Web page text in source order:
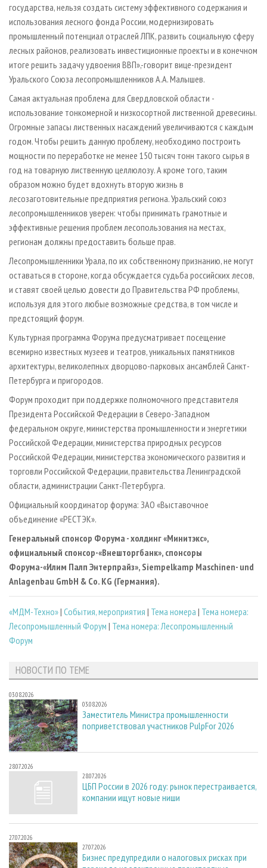
государства, нельзя создать систему эффективного содержания и
использования лесного фонда России, модернизировать
промышленный потенциал отраслей ЛПК, развить со­циальную сферу
лесных районов, реализовать инвестиционные проекты и в ко­нечном
итоге решить задачу удвоения ВВП»,-говорит вице-президент
Уральского Союза лесопромышленников А.А. Малышев.
Самая актуальная проблема для Свердловской области -
использование тонкомерной и низкосортной лиственной древесины.
Огромные запасы листвен­ных насаждений увеличиваются с каждым
годом. Чтобы решить данную проблему, необходимо построить
мощ­ности по переработке не менее 150 тысяч тонн такого сырья в
год на товарную лиственную целлюлозу. А кроме того, таким
образом можно будет вдохнуть вторую жизнь в
лесозаготовительные предприятия региона. Уральский союз
лесопромышленников уверен: чтобы принимать грамотные и
эффективные решения проблем лесопользования на местах,
регионам должны предоставить больше прав.
Лесопромышленники Урала, по их собственному признанию, не могут
оставаться в стороне, когда обсуждается судьба российских лесов,
и ставят своей целью довести до Правительства РФ проблемы,
исполь­зуя для этого любые возможные средства, в том числе и
предстоящий форум.
Культурная программа Форума предусматривает посещение
всемирно известных музеев и театров, уникальных памятников
архитектуры, великолепных дворцово-парковых ансамблей Санкт-
Петербурга и пригородов.
Форум проходит при поддержке полномочного представителя
Президента Российской Федерации в Северо-Западном
федеральном округе, министерства промышленности и энергетики
Российской Федерации, министерства природных ресурсов
Российской Федерации, министерства экономического развития и
торговли Российской Федерации, правительства Ленинградской
области, администрации Санкт-Петербурга.
Официальный координатор форума: ЗАО «Выставочное
объединение «РЕСТЭК».
Генеральный спонсор Форума - холдинг «Минитэкс»,
официальный спонсор-«Внешторгбанк», спонсоры
Форума-«Илим Палп Энтерпрайз», Siempelkamp Maschinen- und
Anlagenbau GmbH & Co. KG (Германия).
«МДМ-Техно»| События, мероприятия | Тема номера | Тема номера:
Лесопромышленный Форум | Тема номера: Лесопромышленный
Форум
НОВОСТИ ПО ТЕМЕ
03.08.2026
03.08.2026
Заместитель Министра промышленности
поприветствовал участников PulpFor 2026
28.07.2026
28.07.2026
ЦБП России в 2026 году: рынок перестраивается,
компании ищут новые ниши
27.07.2026
27.07.2026
Бизнес предупредили о налоговых рисках при